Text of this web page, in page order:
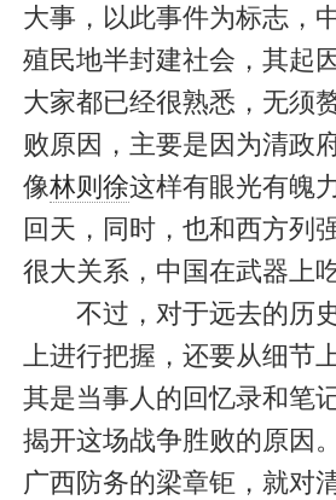
大事，以此事件为标志，
殖民地半封建社会，其起
大家都已经很熟悉，无须
败原因，主要是因为清政
像林则徐这样有眼光有魄
回天，同时，也和西方列
很大关系，中国在武器上
不过，对于远去的历
上进行把握，还要从细节
其是当事人的回忆录和笔
揭开这场战争胜败的原因
广西防务的梁章钜，就对